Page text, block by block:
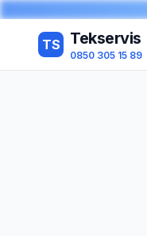
TS Tekservis
0850 305 15 89